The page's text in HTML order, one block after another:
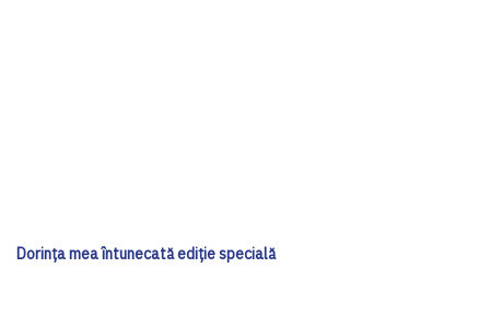
Dorința mea întunecată ediţie specială